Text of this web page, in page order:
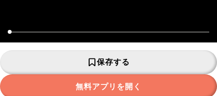
保存する
無料アプリを開く